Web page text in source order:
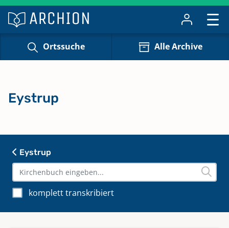
Ortssuche Alle Archive
Eystrup
komplett transkribiert
Eystrup